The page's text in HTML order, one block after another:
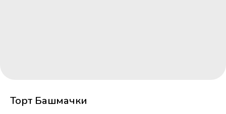
Торт Башмачки